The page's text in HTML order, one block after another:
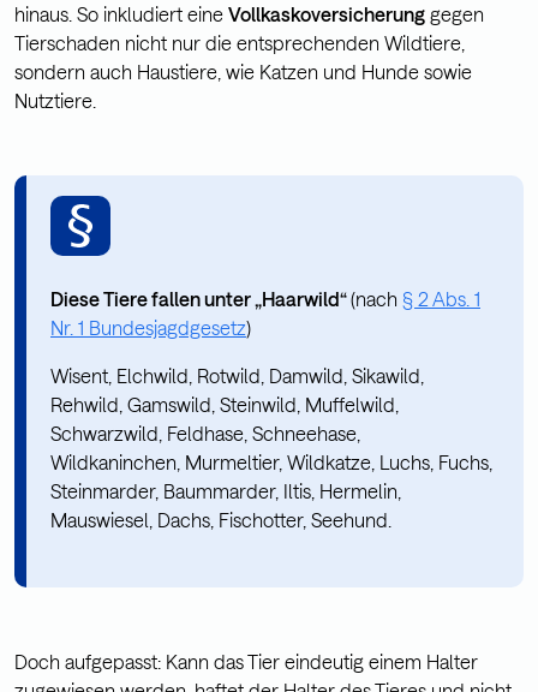
hinaus. So inkludiert eine Vollkaskoversicherung gegen
Tierschaden nicht nur die entsprechenden Wildtiere,
sondern auch Haustiere, wie Katzen und Hunde sowie
Nutztiere.
Diese Tiere fallen unter „Haarwild“(nach § 2 Abs. 1
Nr. 1 Bundesjagdgesetz)
Wisent, Elchwild, Rotwild, Damwild, Sikawild,
Rehwild, Gamswild, Steinwild, Muffelwild,
Schwarzwild, Feldhase, Schneehase,
Wildkaninchen, Murmeltier, Wildkatze, Luchs, Fuchs,
Steinmarder, Baummarder, Iltis, Hermelin,
Mauswiesel, Dachs, Fischotter, Seehund.
Doch aufgepasst: Kann das Tier eindeutig einem Halter